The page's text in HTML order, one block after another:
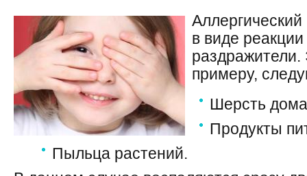
в виде
примеру,
Шерсть
Продукты
Пыльца растений.